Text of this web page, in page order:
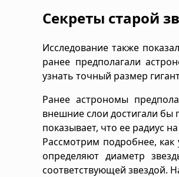
Секреты старой
Исследование также
ранее предполагали
узнать точный размер
Ранее астрономы
внешние слои достигали бы
показывает, что ее радиус
Рассмотрим подробнее,
определяют диаметр
соответствующей звездой.